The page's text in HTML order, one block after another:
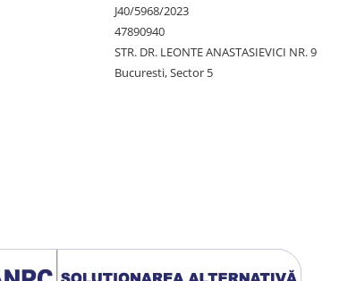
J40/5968/2023
47890940
STR. DR. LEONTE ANASTASIEVICI NR. 9
Bucuresti, Sector 5